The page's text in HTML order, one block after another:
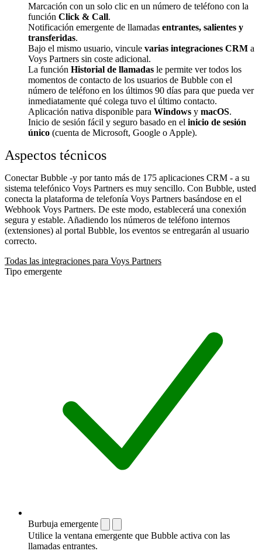
Marcación con un solo clic en un número de teléfono con la
función Click & Call.
Notificación emergente de llamadas entrantes, salientes y
transferidas.
Bajo el mismo usuario, vincule varias integraciones CRM a
Voys Partners sin coste adicional.
La función Historial de llamadas le permite ver todos los
momentos de contacto de los usuarios de Bubble con el
número de teléfono en los últimos 90 días para que pueda ver
inmediatamente qué colega tuvo el último contacto.
Aplicación nativa disponible para Windows y macOS.
Inicio de sesión fácil y seguro basado en el inicio de sesión
único (cuenta de Microsoft, Google o Apple).
Aspectos técnicos
Conectar Bubble -y por tanto más de 175 aplicaciones CRM - a su
sistema telefónico Voys Partners es muy sencillo. Con Bubble, usted
conecta la plataforma de telefonía Voys Partners basándose en el
Webhook Voys Partners. De este modo, establecerá una conexión
segura y estable. Añadiendo los números de teléfono internos
(extensiones) al portal Bubble, los eventos se entregarán al usuario
correcto.
Todas las integraciones para Voys Partners
Tipo emergente
Burbuja emergente
Utilice la ventana emergente que Bubble activa con las
llamadas entrantes.